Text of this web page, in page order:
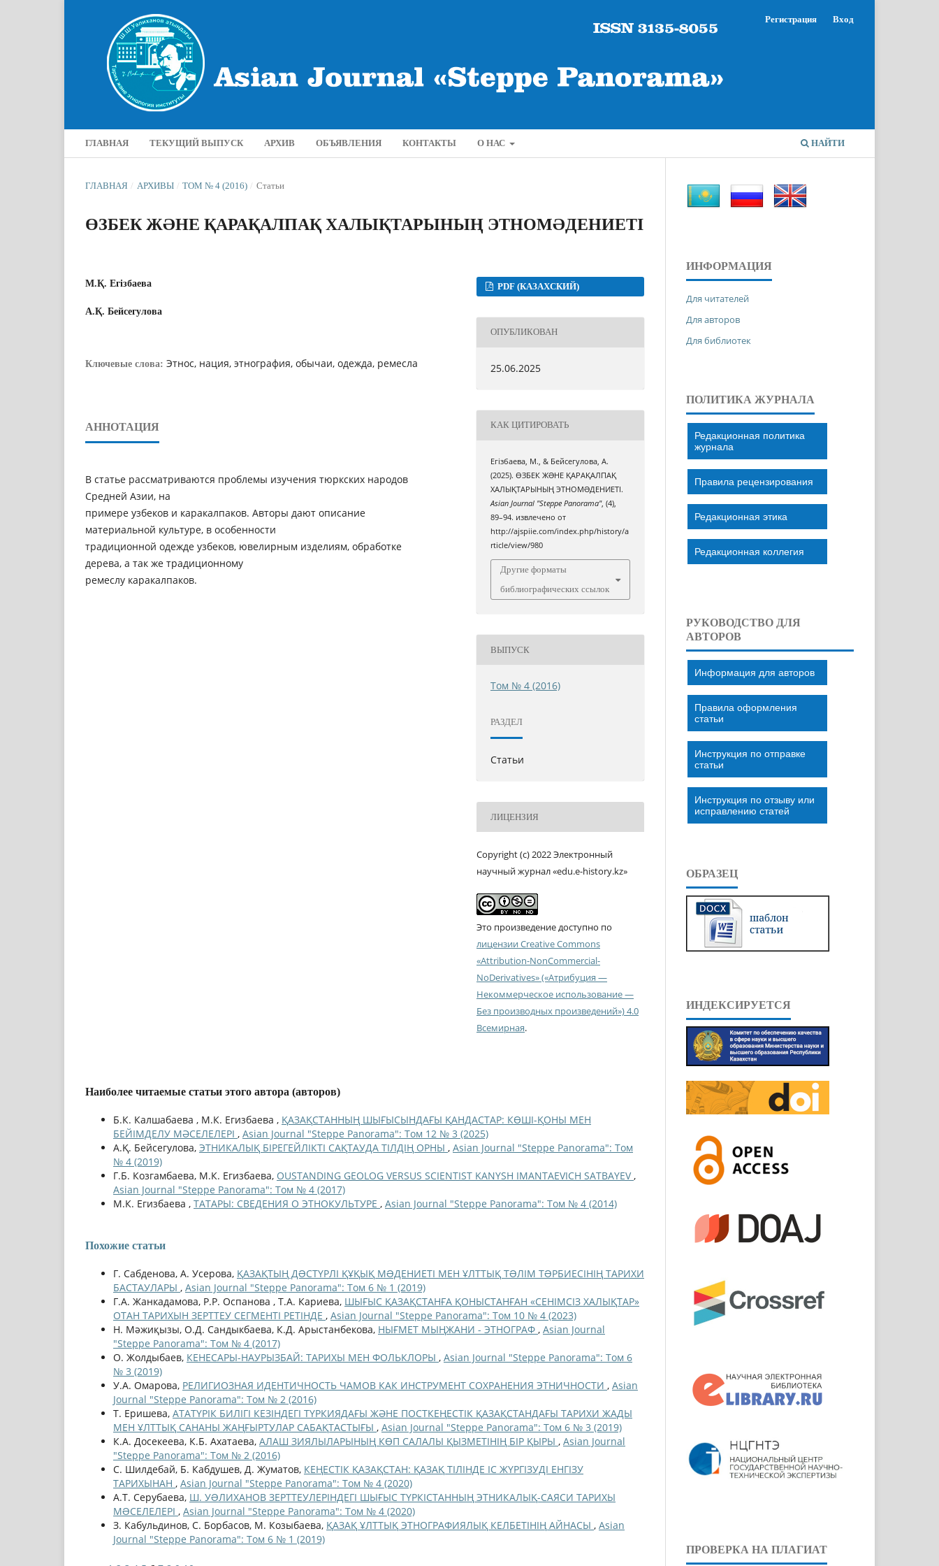
ГЛАВНАЯ ТЕКУЩИЙ ВЫПУСК АРХИВ ОБЪЯВЛЕНИЯ КОНТАКТЫ О НАС НАЙТИ
Регистрация Вход
ГЛАВНАЯ / АРХИВЫ / ТОМ № 4 (2016) / Статьи
ӨЗБЕК ЖƏНЕ ҚАРАҚАЛПАҚ ХАЛЫҚТАРЫНЫҢ ЭТНОМƏДЕНИЕТІ
М.Қ. Егізбаева
А.Қ. Бейсегулова
Ключевые слова: Этнос, нация, этнография, обычаи, одежда, ремесла
АННОТАЦИЯ
В статье рассматриваются проблемы изучения тюркских народов
Средней Азии, на
примере узбеков и каракалпаков. Авторы дают описание
материальной культуре, в особенности
традиционной одежде узбеков, ювелирным изделиям, обработке
дерева, а так же традиционному
ремеслу каракалпаков.
PDF (КАЗАХСКИЙ)
ОПУБЛИКОВАН
25.06.2025
КАК ЦИТИРОВАТЬ
Егізбаева, М., & Бейсегулова, А.
(2025). ӨЗБЕК ЖƏНЕ ҚАРАҚАЛПАҚ
ХАЛЫҚТАРЫНЫҢ ЭТНОМƏДЕНИЕТІ.
Asian Journal "Steppe Panorama", (4),
89–94. извлечено от
http://ajspiie.com/index.php/history/a
rticle/view/980
Другие форматы
библиографических ссылок
ВЫПУСК
Том № 4 (2016)
РАЗДЕЛ
Статьи
ЛИЦЕНЗИЯ
Copyright (c) 2022 Электронный
научный журнал «edu.e-history.kz»
Это произведение доступно по
лицензии Creative Commons
«Attribution-NonCommercial-
NoDerivatives» («Атрибуция —
Некоммерческое использование —
Без производных произведений») 4.0
Всемирная.
Наиболее читаемые статьи этого автора (авторов)
Б.К. Калшабаева , М.К. Егизбаева , ҚАЗАҚСТАННЫҢ ШЫҒЫСЫНДАҒЫ ҚАНДАСТАР: КӨШІ-ҚОНЫ МЕН
БЕЙІМДЕЛУ МӘСЕЛЕЛЕРІ , Asian Journal "Steppe Panorama": Том 12 № 3 (2025)
А.Қ. Бейсегулова, ЭТНИКАЛЫҚ БІРЕГЕЙЛІКТІ САҚТАУДА ТІЛДІҢ ОРНЫ , Asian Journal "Steppe Panorama": Том
№ 4 (2019)
Г.Б. Козгамбаева, М.К. Егизбаева, OUSTANDING GEOLOG VERSUS SCIENTIST KANYSH IMANTAEVICH SATBAYEV,
Asian Journal "Steppe Panorama": Том № 4 (2017)
М.К. Егизбаева , ТАТАРЫ: СВЕДЕНИЯ О ЭТНОКУЛЬТУРЕ , Asian Journal "Steppe Panorama": Том № 4 (2014)
Похожие статьи
Г. Сабденова, А. Усерова, ҚАЗАҚТЫҢ ДƏСТҮРЛІ ҚҰҚЫҚ МƏДЕНИЕТІ МЕН ҰЛТТЫҚ ТƏЛІМ ТƏРБИЕСІНІҢ ТАРИХИ
БАСТАУЛАРЫ , Asian Journal "Steppe Panorama": Том 6 № 1 (2019)
Г.A. Жанкадамова, Р.Р. Оспанова , Т.А. Кариева, ШЫҒЫС ҚАЗАҚСТАНҒА ҚОНЫСТАНҒАН «СЕНІМСІЗ ХАЛЫҚТАР»
ОТАН ТАРИХЫН ЗЕРТТЕУ СЕГМЕНТІ РЕТІНДЕ , Asian Journal "Steppe Panorama": Том 10 № 4 (2023)
Н. Мәжиқызы, О.Д. Сандыкбаева, К.Д. Арыстанбекова, НЫҒМЕТ МЫҢЖАНИ - ЭТНОГРАФ , Asian Journal
"Steppe Panorama": Том № 4 (2017)
О. Жолдыбаев, КЕНЕСАРЫ-НАУРЫЗБАЙ: ТАРИХЫ МЕН ФОЛЬКЛОРЫ , Asian Journal "Steppe Panorama": Том 6
№ 3 (2019)
У.A. Омарова, РЕЛИГИОЗНАЯ ИДЕНТИЧНОСТЬ ЧАМОВ КАК ИНСТРУМЕНТ СОХРАНЕНИЯ ЭТНИЧНОСТИ , Asian
Journal "Steppe Panorama": Том № 2 (2016)
Т. Еришева, АТАТҮРІК БИЛІГІ КЕЗІНДЕГІ ТҮРКИЯДАҒЫ ЖӘНЕ ПОСТКЕҢЕСТІК ҚАЗАҚСТАНДАҒЫ ТАРИХИ ЖАДЫ
МЕН ҰЛТТЫҚ САНАНЫ ЖАҢҒЫРТУЛАР САБАҚТАСТЫҒЫ , Asian Journal "Steppe Panorama": Том 6 № 3 (2019)
К.А. Досекеева, К.Б. Ахатаева, АЛАШ ЗИЯЛЫЛАРЫНЫҢ КӨП САЛАЛЫ ҚЫЗМЕТІНІҢ БІР ҚЫРЫ , Asian Journal
"Steppe Panorama": Том № 2 (2016)
С. Шилдебай, Б. Кабдушев, Д. Жуматов, КЕҢЕСТІК ҚАЗАҚСТАН: ҚАЗАҚ ТІЛІНДЕ ІС ЖҮРГІЗУДІ ЕНГІЗУ
ТАРИХЫНАН , Asian Journal "Steppe Panorama": Том № 4 (2020)
А.Т. Серубаева, Ш. УƏЛИХАНОВ ЗЕРТТЕУЛЕРІНДЕГІ ШЫҒЫС ТҮРКІСТАННЫҢ ЭТНИКАЛЫҚ-САЯСИ ТАРИХЫ
МƏСЕЛЕЛЕРІ , Asian Journal "Steppe Panorama": Том № 4 (2020)
З. Кабульдинов, С. Борбасов, М. Козыбаева, ҚАЗАҚ ҰЛТТЫҚ ЭТНОГРАФИЯЛЫҚ КЕЛБЕТІНІҢ АЙНАСЫ , Asian
Journal "Steppe Panorama": Том 6 № 1 (2019)
ИНФОРМАЦИЯ
Для читателей
Для авторов
Для библиотек
ПОЛИТИКА ЖУРНАЛА
Редакционная политика
журнала
Правила рецензирования
Редакционная этика
Редакционная коллегия
РУКОВОДСТВО ДЛЯ
АВТОРОВ
Информация для авторов
Правила оформления
статьи
Инструкция по отправке
статьи
Инструкция по отзыву или
исправлению статей
ОБРАЗЕЦ
ИНДЕКСИРУЕТСЯ
ПРОВЕРКА НА ПЛАГИАТ